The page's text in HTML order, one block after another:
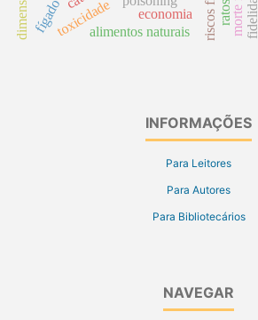
economia
toxicidade
fígado alimentos naturais
INFORMAÇÕES
Para Leitores
Para Autores
Para Bibliotecários
NAVEGAR